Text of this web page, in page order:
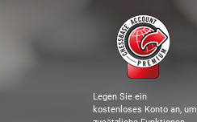
Legen Sie ein
kostenloses Konto an, um